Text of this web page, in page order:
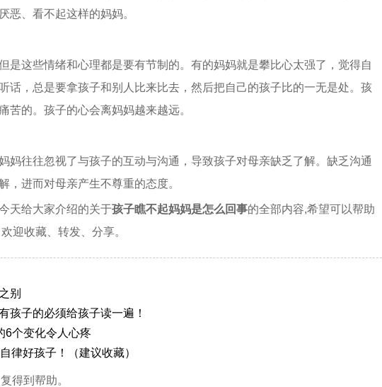
恶、看不起这样的妈妈。
是这些情绪和心理都是要有节制的。有的妈妈就是攀比心太强了，觉得自
话，总是要拿孩子和别人比来比去，然后把自己的孩子比的一无是处。孩
苦的。孩子的心会离妈妈越来越远。
妈往往忽视了与孩子的互动与沟通，导致孩子对母亲缺乏了解。缺乏沟通
，进而对母亲产生不尊重的态度。
天给大家介绍的关于孩子瞧不起妈妈是怎么回事的全部内容,希望可以帮助
迎收藏、转发、分享。
别
孩子的必须给孩子读一遍！
6个变化令人心疼
律好孩子！（建议收藏）
得到帮助。